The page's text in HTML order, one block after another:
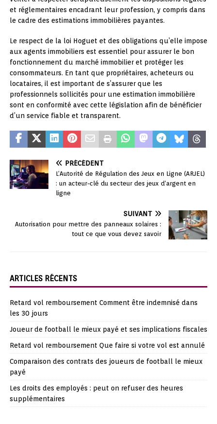
et réglementaires encadrant leur profession, y compris dans
le cadre des estimations immobilières payantes.
Le respect de la loi Hoguet et des obligations qu’elle impose
aux agents immobiliers est essentiel pour assurer le bon
fonctionnement du marché immobilier et protéger les
consommateurs. En tant que propriétaires, acheteurs ou
locataires, il est important de s’assurer que les
professionnels sollicités pour une estimation immobilière
sont en conformité avec cette législation afin de bénéficier
d’un service fiable et transparent.
PRÉCÉDENT
L’Autorité de Régulation des Jeux en Ligne (ARJEL)
: un acteur-clé du secteur des jeux d’argent en
ligne
SUIVANT
Autorisation pour mettre des panneaux solaires :
tout ce que vous devez savoir
ARTICLES RÉCENTS
Retard vol remboursement Comment être indemnisé dans
les 30 jours
Joueur de football le mieux payé et ses implications fiscales
Retard vol remboursement Que faire si votre vol est annulé
Comparaison des contrats des joueurs de football le mieux
payé
Les droits des employés : peut on refuser des heures
supplémentaires